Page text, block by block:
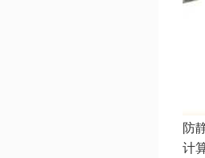
防
计